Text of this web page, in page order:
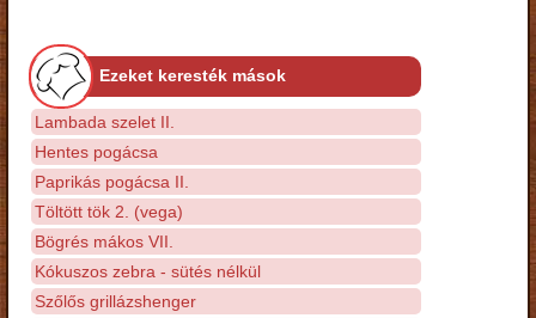
Ezeket keresték mások
Lambada szelet II.
Hentes pogácsa
Paprikás pogácsa II.
Töltött tök 2. (vega)
Bögrés mákos VII.
Kókuszos zebra - sütés nélkül
Szőlős grillázshenger